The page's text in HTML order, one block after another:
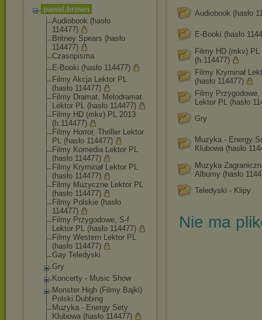
pawel.brown
Audiobook (hasło
114477)
Britney Spears (hasło
114477)
Czasopisma
E-Booki (hasło 114477)
Filmy Akcja Lektor PL
(hasło 114477)
Filmy Dramat, Melodramat
Lektor PL (hasło 114477)
Filmy HD (mkv) PL 2013
(h.114477)
Filmy Horror, Thriller Lektor
PL (hasło 114477)
Filmy Komedia Lektor PL
(hasło 114477)
Filmy Kryminał Lektor PL
(hasło 114477)
Filmy Muzyczne Lektor PL
(hasło 114477)
Filmy Polskie (hasło
114477)
Filmy Przygodowe, S-f
Lektor PL (hasło 114477)
Filmy Western Lektor PL
(hasło 114477)
Gay Teledyski
Gry
Koncerty - Music Show
Monster High (Filmy Bajki)
Polski Dubbing
Muzyka - Energy Sety
Klubowa (hasło 114477)
Audiobook (hasło
E-Booki (hasło
Filmy HD (mkv) PL
(h.114477)
Filmy Kryminał
(hasło 114477)
Filmy Przygodowe,
Lektor PL (hasło
Gry
Muzyka - Energy
Klubowa (hasło
Muzyka
Albumy (hasło
Teledyski - Klipy
Nie ma